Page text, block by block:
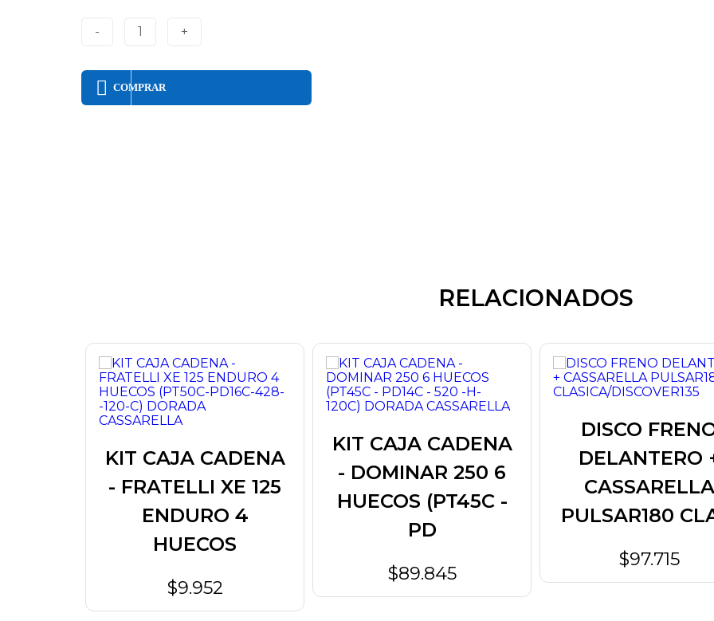
- 1 +
COMPRAR
RELACIONADOS
KIT CAJA CADENA
- FRATELLI XE 125
ENDURO 4
HUECOS
$9.952
KIT CAJA CADENA
- DOMINAR 250 6
HUECOS (PT45C -
PD
$89.845
DISCO
DELANTERO
CASSARELLA
PULSAR180
$97.715